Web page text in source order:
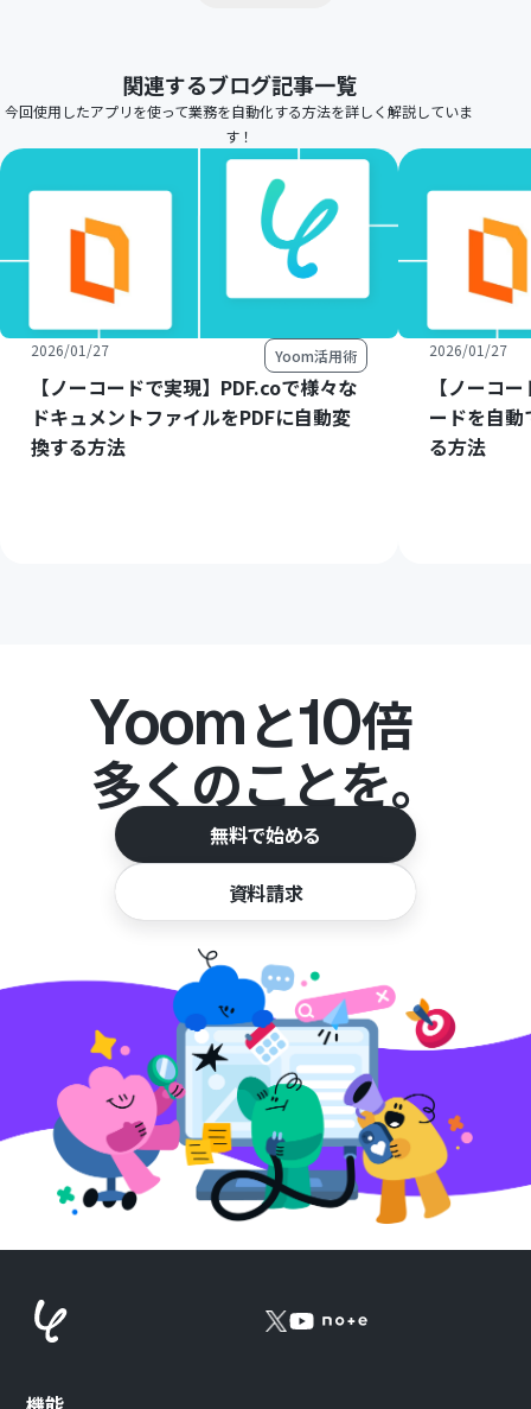
関連するブログ記事一覧
今回使用したアプリを使って業務を自動化する方法を詳しく解説していま
す！
2026/01/27 Yoom活用術
【ノーコードで実現】PDF.coで様々な
ドキュメントファイルをPDFに自動変
換する方法
2026/01/27
【ノーコ
ードを自
る方法
Yoomと10倍
多くのことを。
無料で始める
資料請求